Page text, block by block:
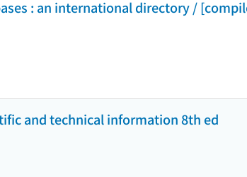
: an international directory /
and technical information 8th ed